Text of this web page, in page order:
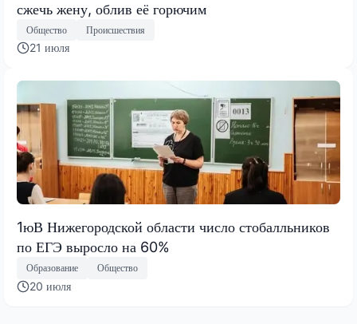
сжечь жену, облив её горючим
Общество Происшествия
21 июля
1юВ Нижегородской области число стобалльников
по ЕГЭ выросло на 60%
Образование Общество
20 июля